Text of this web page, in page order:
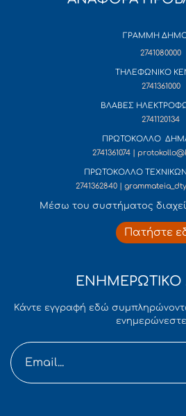
ΓΡΑΜΜΗ
2741080000
ΤΗΛΕΦΩΝΙΚΟ
2741361000
ΒΛΑΒΕΣ
2741120134
ΠΡΩΤΟΚΟΛΛΟ
2741361074 |
ΠΡΩΤΟΚΟΛΛΟ
2741362840 |
Mέσω του συστήματος
Πατήστε
ΕΝΗΜΕΡΩΤΙΚΟ
Κάντε εγγραφή εδώ